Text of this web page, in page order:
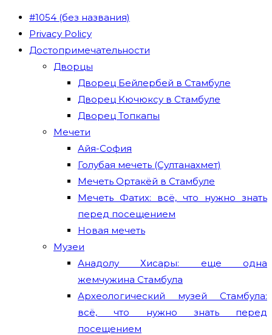
#1054 (без названия)
Privacy Policy
Достопримечательности
Дворцы
Дворец Бейлербей в Стамбуле
Дворец Кючюксу в Стамбуле
Дворец Топкапы
Мечети
Айя-София
Голубая мечеть (Султанахмет)
Мечеть Ортакёй в Стамбуле
Мечеть Фатих: всё, что нужно знать
перед посещением
Новая мечеть
Музеи
Анадолу Хисары: еще одна
жемчужина Стамбула
Археологический музей Стамбула:
всё, что нужно знать перед
посещением